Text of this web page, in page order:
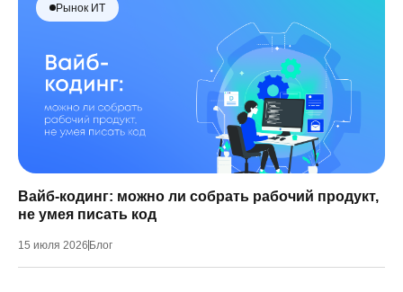
Рынок ИТ
Вайб-кодинг: можно ли собрать рабочий продукт,
не умея писать код
15 июля 2026 Блог